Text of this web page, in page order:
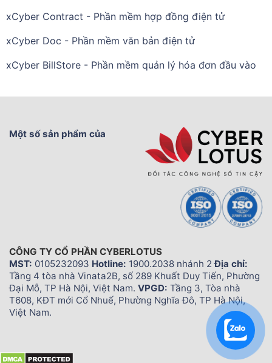
xCyber Contract - Phần mềm hợp đồng điện tử
xCyber Doc - Phần mềm văn bản điện tử
xCyber BillStore - Phần mềm quản lý hóa đơn đầu vào
Một số sản phẩm của
CÔNG TY CỔ PHẦN CYBERLOTUS
MST: 0105232093 Hotline: 1900.2038 nhánh 2Địa chỉ:
Tầng 4 tòa nhà Vinata2B, số 289 Khuất Duy Tiến, Phường
Đại Mỗ, TP Hà Nội, Việt Nam. VPGD: Tầng 3, Tòa nhà
T608, KĐT mới Cổ Nhuế, Phường Nghĩa Đô, TP Hà Nội,
Việt Nam.